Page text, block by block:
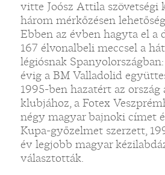
vitte Joósz Attila szövetségi
három mérkőzésen
Ebben az évben hagyta el a
167 élvonalbeli meccsel a
légiósnak
évig a BM Valladolid
1995-ben hazatért az ország
klubjához, a Fotex
négy magyar bajnoki címet
Kupa-győzelmet szerzett,
év legjobb magyar
választották.